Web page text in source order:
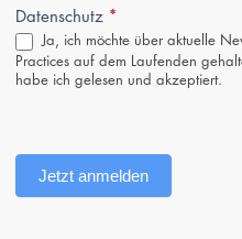
Datenschutz *
Ja, ich möchte über aktuelle
Practices auf dem Laufenden
habe ich gelesen und akzeptiert.
Jetzt anmelden